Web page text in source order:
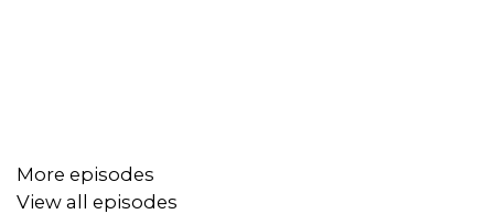
DÉCOUVREZ MON AUTRE PODCAST, HAPPY MOI –
Développement personnel & bien-être au quotidien:
More episodes
View all episodes